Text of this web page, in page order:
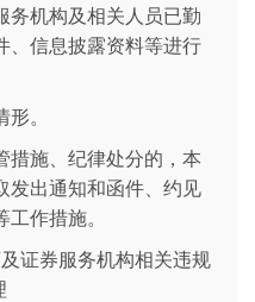
务机构及相关人员已勤
、信息披露资料等进行
。
措施、纪律处分的，本
发出通知和函件、约见
作措施。
证券服务机构相关违规